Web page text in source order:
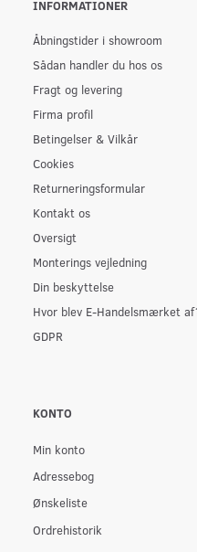
INFORMATIONER
Åbningstider i showroom
Sådan handler du hos os
Fragt og levering
Firma profil
Betingelser & Vilkår
Cookies
Returneringsformular
Kontakt os
Oversigt
Monterings vejledning
Din beskyttelse
Hvor blev E-Handelsmærket
GDPR
KONTO
Min konto
Adressebog
Ønskeliste
Ordrehistorik